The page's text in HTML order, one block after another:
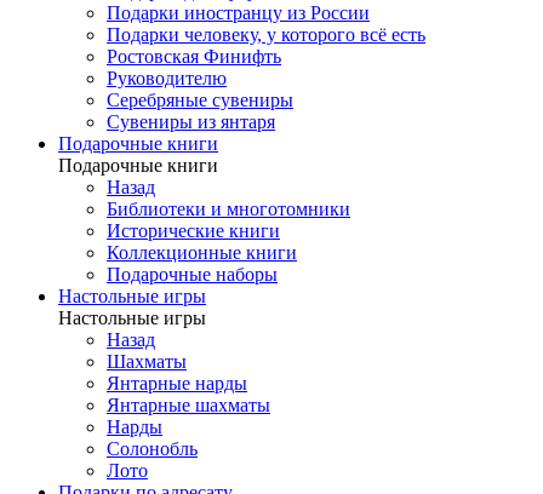
Подарки иностранцу из России
Подарки человеку, у которого всё есть
Ростовская Финифть
Руководителю
Серебряные сувениры
Сувениры из янтаря
Подарочные книги
Подарочные книги
Назад
Библиотеки и многотомники
Исторические книги
Коллекционные книги
Подарочные наборы
Настольные игры
Настольные игры
Назад
Шахматы
Янтарные нарды
Янтарные шахматы
Нарды
Солонобль
Лото